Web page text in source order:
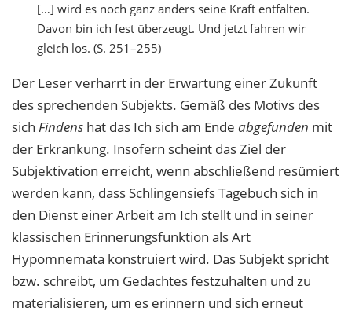
[…] wird es noch ganz anders seine Kraft entfalten.
Davon bin ich fest überzeugt. Und jetzt fahren wir
gleich los. (S. 251–255)
Der Leser verharrt in der Erwartung einer Zukunft
des sprechenden Subjekts. Gemäß des Motivs des
sich Findens hat das Ich sich am Ende abgefunden mit
der Erkrankung. Insofern scheint das Ziel der
Subjektivation erreicht, wenn abschließend resümiert
werden kann, dass Schlingensiefs Tagebuch sich in
den Dienst einer Arbeit am Ich stellt und in seiner
klassischen Erinnerungsfunktion als Art
Hypomnemata konstruiert wird. Das Subjekt spricht
bzw. schreibt, um Gedachtes festzuhalten und zu
materialisieren, um es erinnern und sich erneut